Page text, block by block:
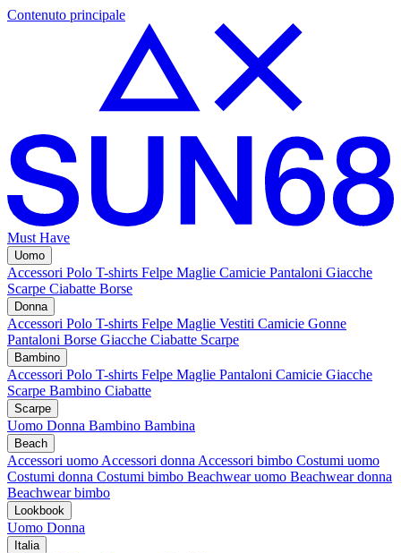
Contenuto principale
Must Have
Uomo
Accessori Polo T-shirts Felpe Maglie Camicie Pantaloni Giacche
Scarpe Ciabatte Borse
Donna
Accessori Polo T-shirts Felpe Maglie Vestiti Camicie Gonne
Pantaloni Borse Giacche Ciabatte Scarpe
Bambino
Accessori Polo T-shirts Felpe Maglie Pantaloni Camicie Giacche
Scarpe Bambino Ciabatte
Scarpe
Uomo Donna Bambino Bambina
Beach
Accessori uomo Accessori donna Accessori bimbo Costumi uomo
Costumi donna Costumi bimbo Beachwear uomo Beachwear donna
Beachwear bimbo
Lookbook
Uomo Donna
Italia